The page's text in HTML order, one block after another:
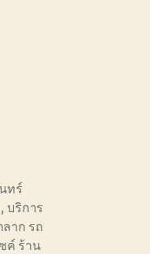
ทร์
,บริการ
ลาก รถ
ค์ ร้าน